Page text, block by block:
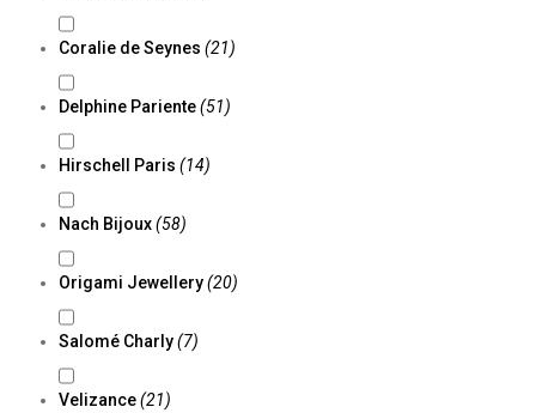
Coralie de Seynes (21)
Delphine Pariente(51)
Hirschell Paris (14)
Nach Bijoux(58)
Origami Jewellery(20)
Salomé Charly(7)
Velizance(21)